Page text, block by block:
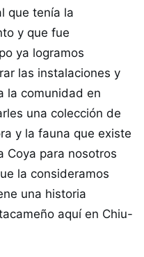
que tenía la
y que fue
ya logramos
las instalaciones y
la comunidad en
una colección de
y la fauna que existe
Coya para nosotros
la consideramos
una historia
aquí en Chiu-